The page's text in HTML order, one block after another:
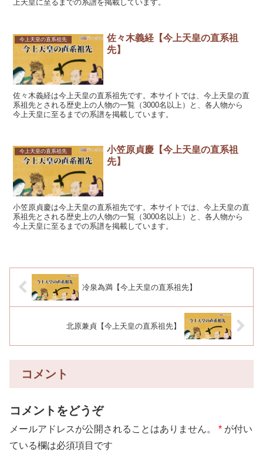
上天皇に至るまでの系譜を掲載しています。
今上天皇の直系祖先
佐々木義経【今上天皇の直系祖
先】
佐々木義経は今上天皇の直系祖先です。本サイトでは、今上天皇の直
系祖先とされる歴史上の人物の一覧（3000名以上）と、各人物から
今上天皇に至るまでの系譜を掲載しています。
今上天皇の直系祖先
小笠原貞慶【今上天皇の直系祖
先】
小笠原貞慶は今上天皇の直系祖先です。本サイトでは、今上天皇の直
系祖先とされる歴史上の人物の一覧（3000名以上）と、各人物から
今上天皇に至るまでの系譜を掲載しています。
冷泉為満【今上天皇の直系祖先】
北原兼貞【今上天皇の直系祖先】
コメント
コメントをどうぞ
メールアドレスが公開されることはありません。 * が付い
ている欄は必須項目です